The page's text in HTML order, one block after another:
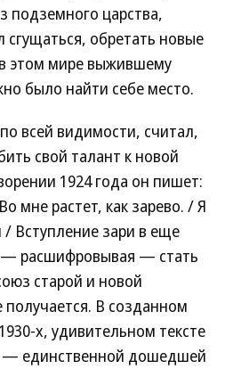
подземного царства,
сгущаться, обретать новые
этом мире выжившему
было найти себе место.
всей видимости, считал,
свой талант к новой
1924 года он пишет:
мне растет, как зарево. / Я
/ Вступление зари в еще
— расшифровывая — стать
старой и новой
получается. В созданном
х, удивительном тексте
— единственной дошедшей